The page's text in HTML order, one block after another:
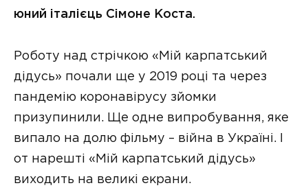
юний італієць Сімоне Коста.
Роботу над стрічкою «Мій карпатський
дідусь» почали ще у 2019 році та через
пандемію коронавірусу зйомки
призупинили. Ще одне випробування, яке
випало на долю фільму – війна в Україні. І
от нарешті «Мій карпатський дідусь»
виходить на великі екрани.